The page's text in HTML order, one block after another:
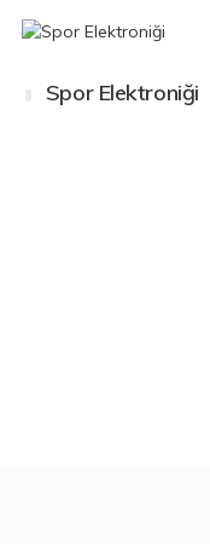
Spor Elektroniği